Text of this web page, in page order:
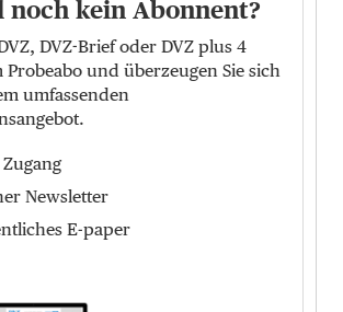
noch kein Abonnent?
DVZ-Brief oder DVZ plus 4
Probeabo und überzeugen Sie sich
umfassenden
Newsletter
E-paper